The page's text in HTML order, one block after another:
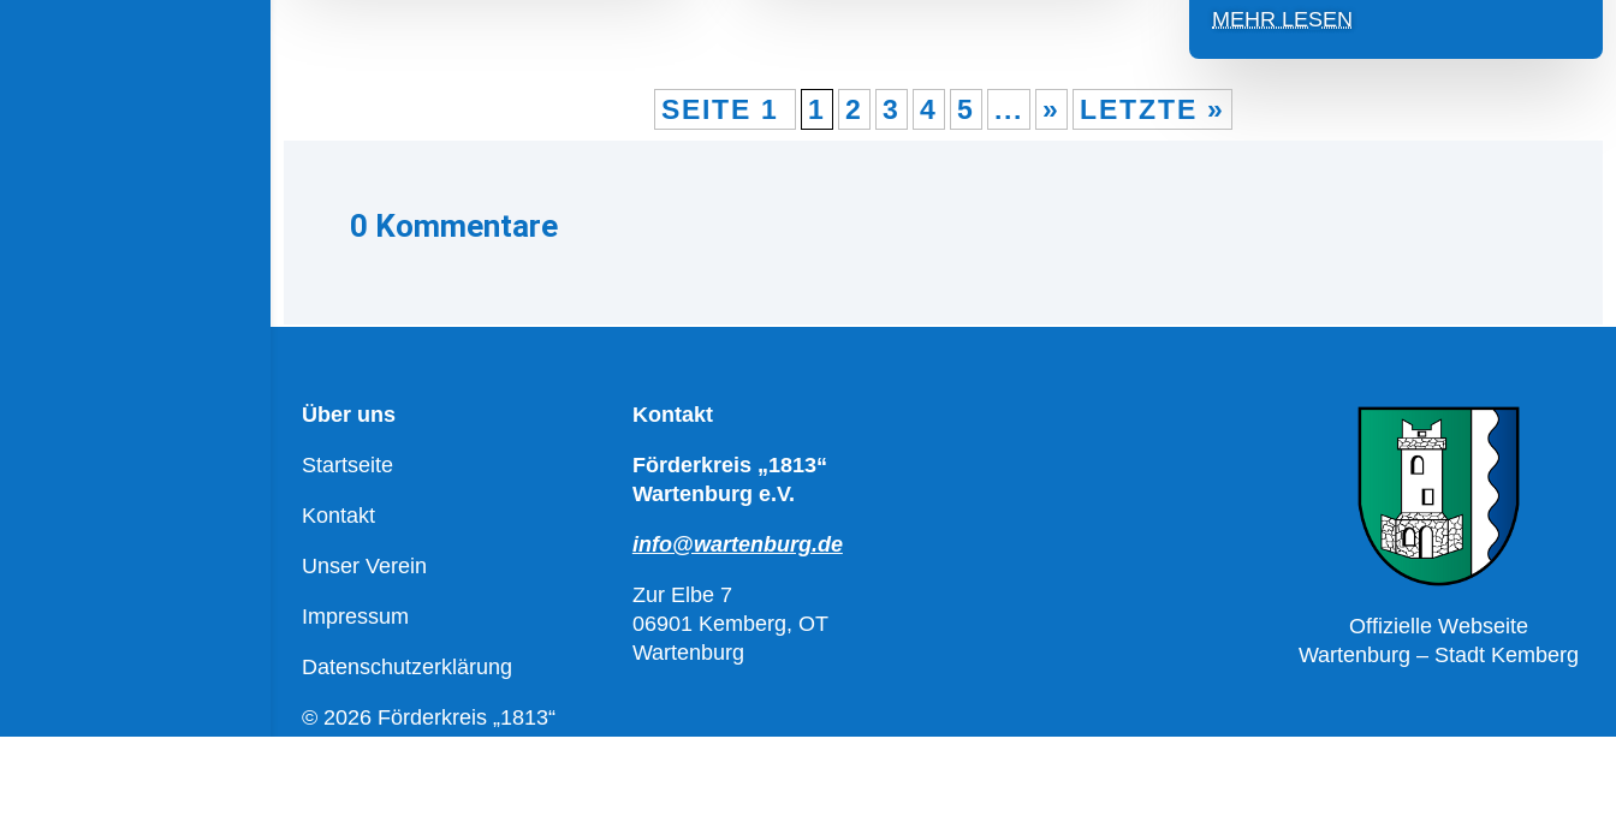
MEHR LESEN
SEITE 1 1 2 3 4 5 ... » LETZTE »
0 Kommentare
Über uns
Startseite
Kontakt
Unser Verein
Impressum
Datenschutzerklärung
© 2026 Förderkreis „1813“
Kontakt
Förderkreis „1813“
Wartenburg e.V.
info@wartenburg.de
Zur Elbe 7
06901 Kemberg, OT
Wartenburg
Offizielle Webseite
Wartenburg – Stadt Kemberg